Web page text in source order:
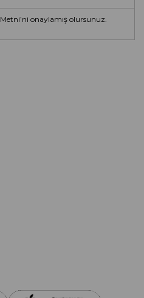
onaylamış olursunuz.